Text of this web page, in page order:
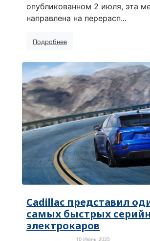
опубликованном 2 июля, эта
направлена на перерасп...
Подробнее
Cadillac представил
самых быстрых
электрокаров
10 Июнь 2025